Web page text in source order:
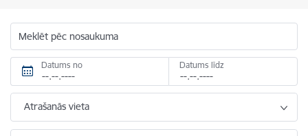
Meklēt pēc nosaukuma
Datums no Datums līdz
Atrašanās vieta